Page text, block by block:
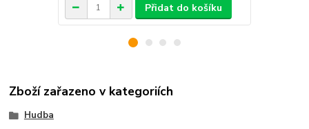
Přidat do košíku
Zboží zařazeno v kategoriích
Hudba